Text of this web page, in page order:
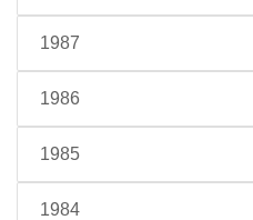
1987
1986
1985
1984